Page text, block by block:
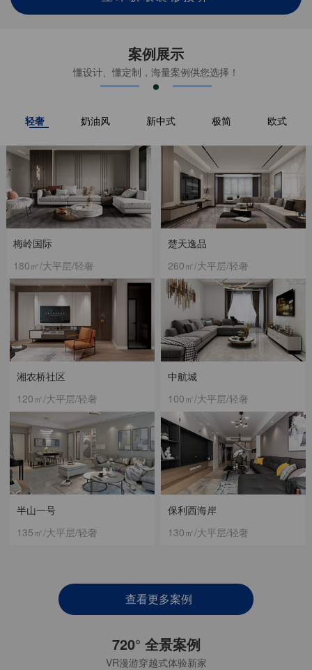
案例展示
懂设计、懂定制，海量案例供您选择！
轻奢 奶油风 新中式 极简 欧式
梅岭国际
180㎡/大平层/轻奢
楚天逸品
260㎡/大平层/轻奢
中航城
100㎡/大平层/轻奢
湘农桥社区
120㎡/大平层/轻奢
保利西海岸
130㎡/大平层/轻奢
半山一号
135㎡/大平层/轻奢
查看更多案例
720° 全景案例
VR漫游穿越式体验新家